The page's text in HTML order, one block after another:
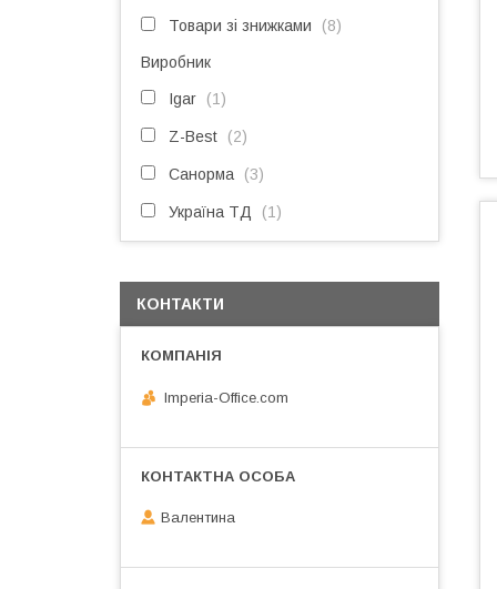
Товари зі знижками 8
Виробник
Igar 1
Z-Best 2
Санорма 3
Україна ТД 1
КОНТАКТИ
Imperia-Office.com
Валентина